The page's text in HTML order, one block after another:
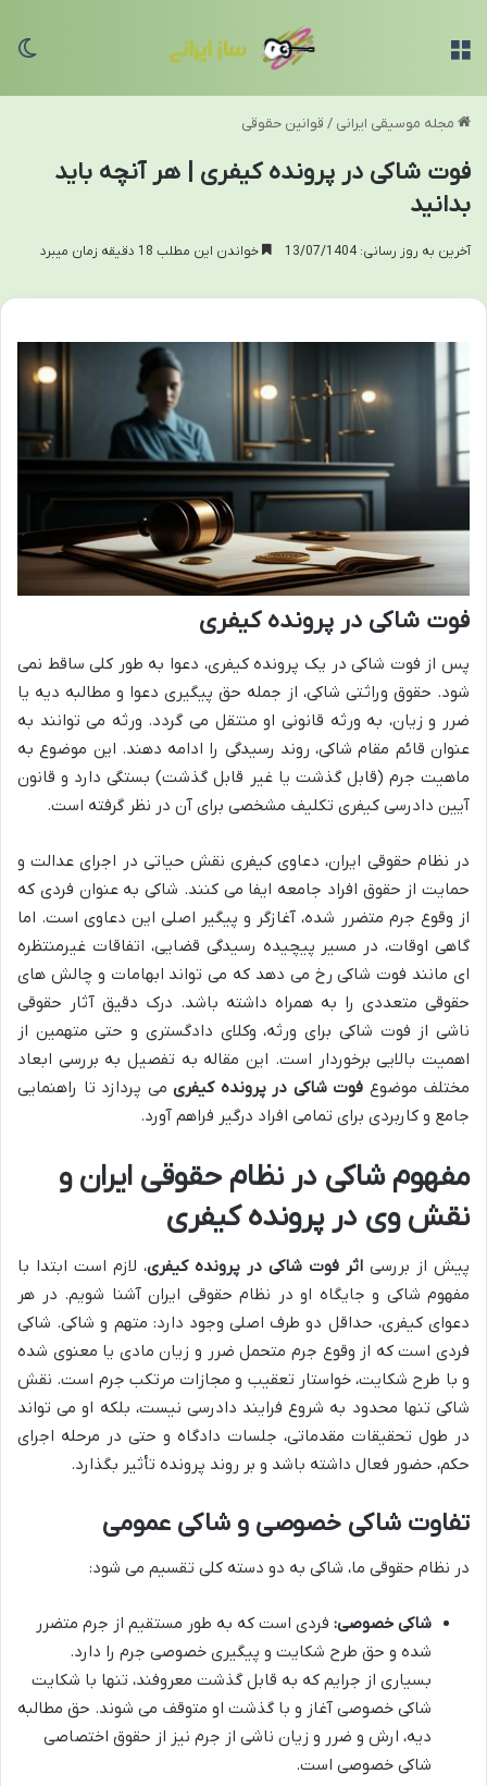
مجله موسیقی ایرانی / قوانین حقوقی
فوت شاکی در پرونده کیفری | هر آنچه باید
بدانید
آخرین به روز رسانی: 13/07/1404 خواندن این مطلب 18 دقیقه زمان میبرد
فوت شاکی در پرونده کیفری
پس از فوت شاکی در یک پرونده کیفری، دعوا به طور کلی ساقط نمی
شود. حقوق وراثتی شاکی، از جمله حق پیگیری دعوا و مطالبه دیه یا
ضرر و زیان، به ورثه قانونی او منتقل می گردد. ورثه می توانند به
عنوان قائم مقام شاکی، روند رسیدگی را ادامه دهند. این موضوع به
ماهیت جرم (قابل گذشت یا غیر قابل گذشت) بستگی دارد و قانون
آیین دادرسی کیفری تکلیف مشخصی برای آن در نظر گرفته است.
در نظام حقوقی ایران، دعاوی کیفری نقش حیاتی در اجرای عدالت و
حمایت از حقوق افراد جامعه ایفا می کنند. شاکی به عنوان فردی که
از وقوع جرم متضرر شده، آغازگر و پیگیر اصلی این دعاوی است. اما
گاهی اوقات، در مسیر پیچیده رسیدگی قضایی، اتفاقات غیرمنتظره
ای مانند فوت شاکی رخ می دهد که می تواند ابهامات و چالش های
حقوقی متعددی را به همراه داشته باشد. درک دقیق آثار حقوقی
ناشی از فوت شاکی برای ورثه، وکلای دادگستری و حتی متهمین از
اهمیت بالایی برخوردار است. این مقاله به تفصیل به بررسی ابعاد
مختلف موضوع فوت شاکی در پرونده کیفری می پردازد تا راهنمایی
جامع و کاربردی برای تمامی افراد درگیر فراهم آورد.
مفهوم شاکی در نظام حقوقی ایران و
نقش وی در پرونده کیفری
پیش از بررسی اثر فوت شاکی در پرونده کیفری، لازم است ابتدا با
مفهوم شاکی و جایگاه او در نظام حقوقی ایران آشنا شویم. در هر
دعوای کیفری، حداقل دو طرف اصلی وجود دارد: متهم و شاکی. شاکی
فردی است که از وقوع جرم متحمل ضرر و زیان مادی یا معنوی شده
و با طرح شکایت، خواستار تعقیب و مجازات مرتکب جرم است. نقش
شاکی تنها محدود به شروع فرایند دادرسی نیست، بلکه او می تواند
در طول تحقیقات مقدماتی، جلسات دادگاه و حتی در مرحله اجرای
حکم، حضور فعال داشته باشد و بر روند پرونده تأثیر بگذارد.
تفاوت شاکی خصوصی و شاکی عمومی
در نظام حقوقی ما، شاکی به دو دسته کلی تقسیم می شود:
شاکی خصوصی: فردی است که به طور مستقیم از جرم متضرر
شده و حق طرح شکایت و پیگیری خصوصی جرم را دارد.
بسیاری از جرایم که به قابل گذشت معروفند، تنها با شکایت
شاکی خصوصی آغاز و با گذشت او متوقف می شوند. حق مطالبه
دیه، ارش و ضرر و زیان ناشی از جرم نیز از حقوق اختصاصی
شاکی خصوصی است.